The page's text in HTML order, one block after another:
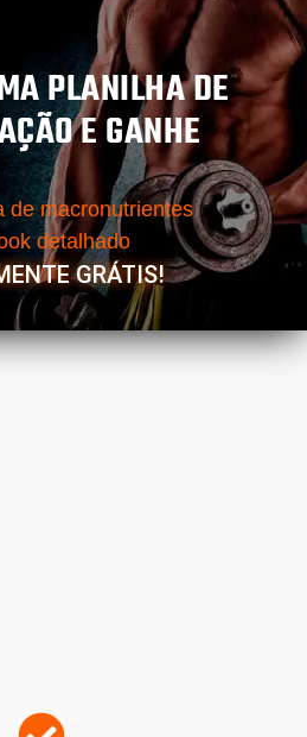
PLANILHA DE
E GANHE
de macronutrientes
detalhado
GRÁTIS!